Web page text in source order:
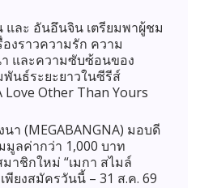
และ อันอึนจิน เตรียมพาผู้ชม
องราวความรัก ความ
และความซับซ้อนของ
นธ์ระยะยาวในซีรีส์
Love Other Than Yours
นา (MEGABANGNA) มอบดี
มูลค่ากว่า 1,000 บาท
าชิกใหม่ “เมกา สไมล์
พียงสมัครวันนี้ – 31 ส.ค. 69